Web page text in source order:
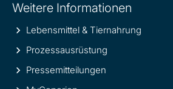
information
Weitere Informationen
Lebensmittel & Tiernahrung
Prozessausrüstung
Pressemitteilungen